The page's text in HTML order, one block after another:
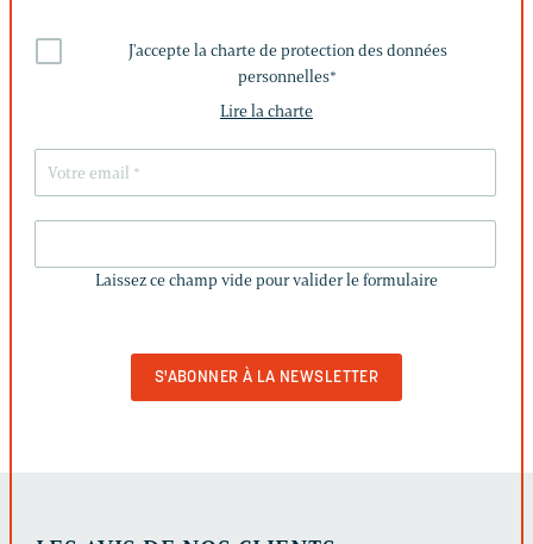
J'accepte la charte de protection des données
personnelles*
Lire la charte
CHAMP
Laissez ce champ vide pour valider le formulaire